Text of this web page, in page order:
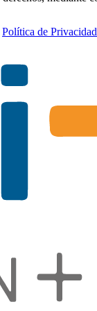
Política de Privacidad